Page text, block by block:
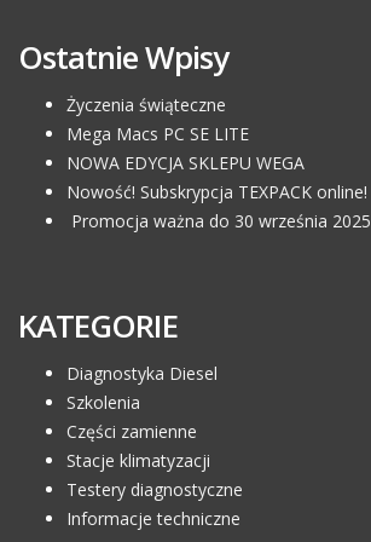
Ostatnie Wpisy
Życzenia świąteczne
Mega Macs PC SE LITE
NOWA EDYCJA SKLEPU WEGA
Nowość! Subskrypcja TEXPACK online!
Promocja ważna do 30 września 2025
KATEGORIE
Diagnostyka Diesel
Szkolenia
Części zamienne
Stacje klimatyzacji
Testery diagnostyczne
Informacje techniczne